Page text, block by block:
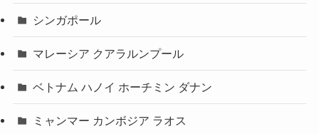
シンガポール
マレーシア クアラルンプール
ベトナム ハノイ ホーチミン ダナン
ミャンマー カンボジア ラオス